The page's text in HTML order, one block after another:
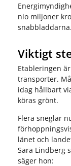
nio miljoner
snabbladdarna.
Viktigt
Etableringen
transporter.
idag hållbart
köras grönt.
Flera sneglar
länet och
Sara Lindberg
säger hon: